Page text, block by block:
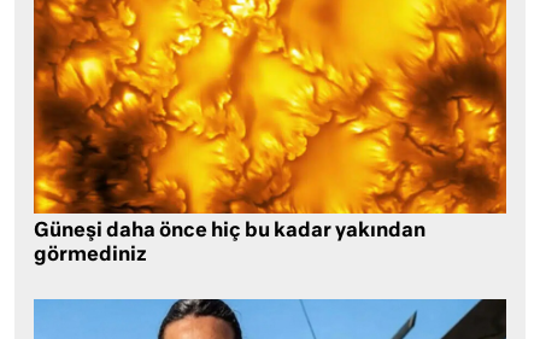
Güneşi daha önce hiç bu kadar yakından
görmediniz